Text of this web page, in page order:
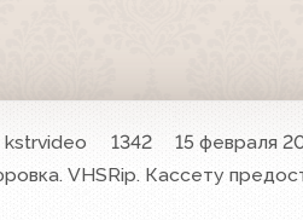
kstrvideo 1342
15 февраля
VHSRip. Кассету